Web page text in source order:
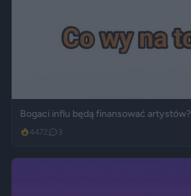
Bogaci influ będą finansować artystów?
4472 3